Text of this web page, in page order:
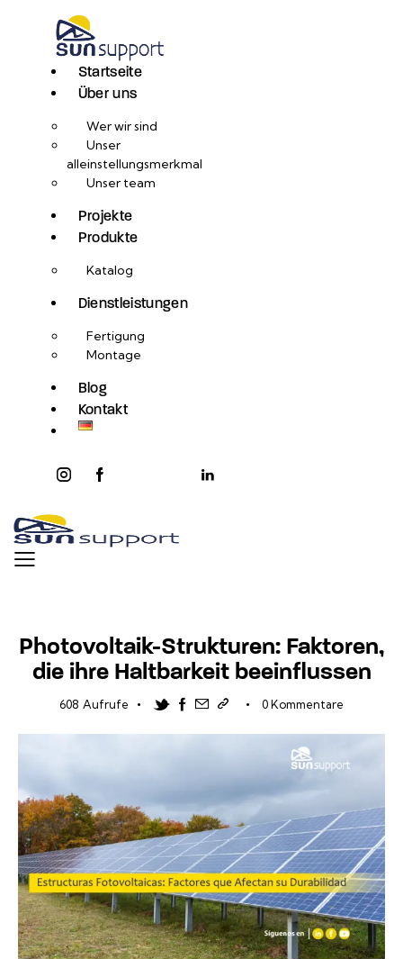
Startseite
Über uns
Wer wir sind
Unser
alleinstellungsmerkmal
Unser team
Projekte
Produkte
Katalog
Dienstleistungen
Fertigung
Montage
Blog
Kontakt
instagramfacebook-
youtube2
linkedin
Photovoltaik-Strukturen: Faktoren,
die ihre Haltbarkeit beeinflussen
608 Aufrufe Twitter-new
Facebook
Share-email
Link kopieren
0 Kommentare